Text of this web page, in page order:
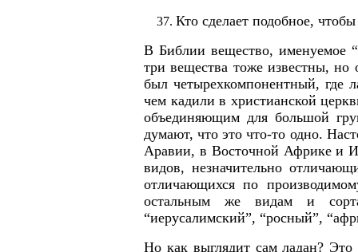
Кто сделает подобное,
В Библии вещество, именуемое
три вещества тоже известны, но
был четырехкомпонентный, где
чем кадили в христианской
объединяющим для большой
думают, что это что-то одно.
Аравии, в Восточной Африке и
видов, незначительно
отличающихся по
остальным же видам и
“иерусалимский”, “росный”,
Но как выглядит сам ладан?